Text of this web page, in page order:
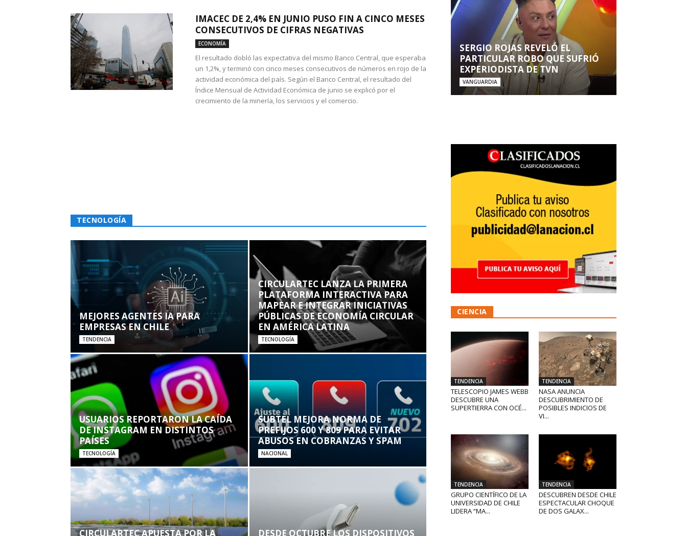
IMACEC DE 2,4% EN JUNIO PUSO FIN A CINCO MESES
CONSECUTIVOS DE CIFRAS NEGATIVAS
ECONOMÍA
El resultado dobló las expectativa del mismo Banco Central, que esperaba
un 1,2%, y terminó con cinco meses consecutivos de números en rojo de la
actividad económica del país. Según el Banco Central, el resultado del
Índice Mensual de Actividad Económica de junio se explicó por el
crecimiento de la minería, los servicios y el comercio.
TECNOLOGÍA
MEJORES AGENTES IA PARA
EMPRESAS EN CHILE
TENDENCIA
CIRCULARTEC LANZA LA PRIMERA
PLATAFORMA INTERACTIVA PARA
MAPEAR E INTEGRAR INICIATIVAS
PÚBLICAS DE ECONOMÍA CIRCULAR
EN AMÉRICA LATINA
TECNOLOGÍA
USUARIOS REPORTARON LA CAÍDA
DE INSTAGRAM EN DISTINTOS
PAÍSES
TECNOLOGÍA
SUBTEL MEJORA NORMA DE
PREFIJOS 600 Y 809 PARA EVITAR
ABUSOS EN COBRANZAS Y SPAM
NACIONAL
CIRCULARTEC APUESTA POR LA DESDE OCTUBRE LOS DISPOSITIVOS
SERGIO ROJAS REVELÓ EL
PARTICULAR ROBO QUE SUFRIÓ
EXPERIODISTA DE TVN
VANGUARDIA
CIENCIA
TENDENCIA
TELESCOPIO JAMES WEBB
DESCUBRE UNA
SUPERTIERRA CON OCÉ...
TENDENCIA
NASA ANUNCIA
DESCUBRIMIENTO DE
POSIBLES INDICIOS DE
VI...
TENDENCIA
GRUPO CIENTÍFICO DE LA
UNIVERSIDAD DE CHILE
LIDERA “MA...
TENDENCIA
DESCUBREN DESDE CHILE
ESPECTACULAR CHOQUE
DE DOS GALAX...